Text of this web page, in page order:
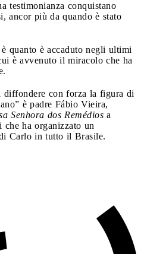
testimonianza conquistano
ancor più da quando è stato
quanto è accaduto negli ultimi
è avvenuto il miracolo che ha
diffondere con forza la figura di
è padre Fábio Vieira,
Senhora dos Remédios a
ha organizzato un
Carlo in tutto il Brasile.